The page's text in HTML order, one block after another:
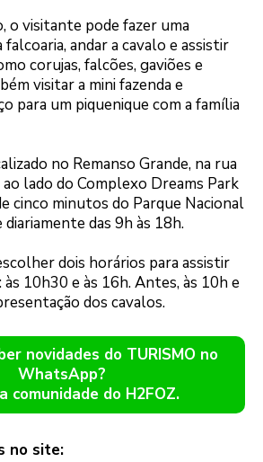
o visitante pode fazer uma
andar a cavalo e assistir
corujas, falcões, gaviões e
visitar a mini fazenda e
para um piquenique com a família
no Remanso Grande, na rua
lado do Complexo Dreams Park
cinco minutos do Parque Nacional
das 9h às 18h.
dois horários para assistir
às 10h30 e às 16h. Antes, às 10h e
dos cavalos.
novidades do TURISMO no
WhatsApp?
comunidade do H2FOZ.
no site: